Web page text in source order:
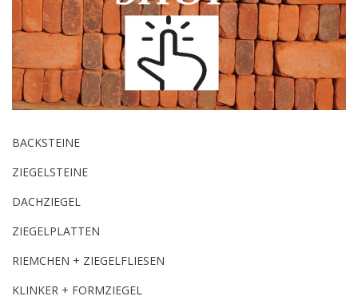
BACKSTEINE
ZIEGELSTEINE
DACHZIEGEL
ZIEGELPLATTEN
RIEMCHEN + ZIEGELFLIESEN
KLINKER + FORMZIEGEL